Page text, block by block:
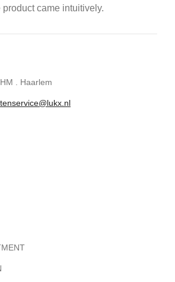
came intuitively.
. Haarlem